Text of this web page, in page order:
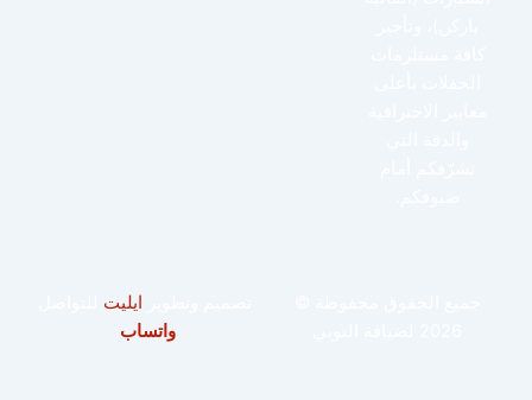
ايليتللتواصل
واتساب